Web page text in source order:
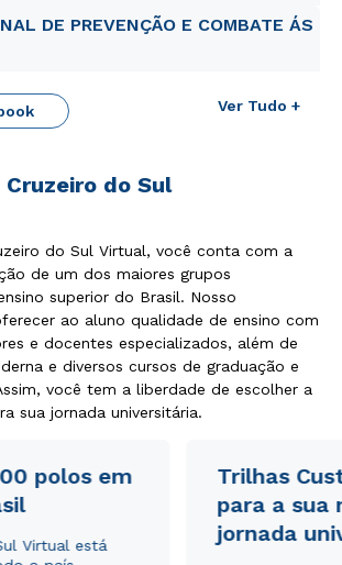
DE PREVENÇÃO E COMBATE ÁS
Ver Tudo +
do Sul
do Sul Virtual, você conta com a
de um dos maiores grupos
superior do Brasil. Nosso
ao aluno qualidade de ensino com
e docentes especializados, além de
e diversos cursos de graduação e
você tem a liberdade de escolher a
sua jornada universitária.
polos em
Virtual está
Trilhas
para a sua
jornada
ou
da Cruzeiro do Sul.